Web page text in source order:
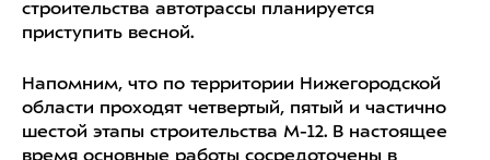
строительства автотрассы планируется
приступить весной.
Напомним, что по территории Нижегородской
области проходят четвертый, пятый и частично
шестой этапы строительства М-12. В настоящее